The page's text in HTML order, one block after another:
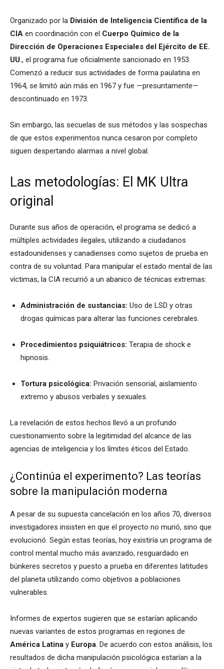
Organizado por la División de Inteligencia Científica de la
CIA en coordinación con el Cuerpo Químico de la
Dirección de Operaciones Especiales del Ejército de EE.
UU., el programa fue oficialmente sancionado en 1953.
Comenzó a reducir sus actividades de forma paulatina en
1964, se limitó aún más en 1967 y fue —presuntamente—
descontinuado en 1973.
Sin embargo, las secuelas de sus métodos y las sospechas
de que estos experimentos nunca cesaron por completo
siguen despertando alarmas a nivel global.
Las metodologías: El MK Ultra
original
Durante sus años de operación, el programa se dedicó a
múltiples actividades ilegales, utilizando a ciudadanos
estadounidenses y canadienses como sujetos de prueba en
contra de su voluntad. Para manipular el estado mental de las
víctimas, la CIA recurrió a un abanico de técnicas extremas:
Administración de sustancias: Uso de LSD y otras
drogas químicas para alterar las funciones cerebrales.
Procedimientos psiquiátricos: Terapia de shock e
hipnosis.
Tortura psicológica: Privación sensorial, aislamiento
extremo y abusos verbales y sexuales.
La revelación de estos hechos llevó a un profundo
cuestionamiento sobre la legitimidad del alcance de las
agencias de inteligencia y los límites éticos del Estado.
¿Continúa el experimento? Las teorías
sobre la manipulación moderna
A pesar de su supuesta cancelación en los años 70, diversos
investigadores insisten en que el proyecto no murió, sino que
evolucionó. Según estas teorías, hoy existiría un programa de
control mental mucho más avanzado, resguardado en
búnkeres secretos y puesto a prueba en diferentes latitudes
del planeta utilizando como objetivos a poblaciones
vulnerables.
Informes de expertos sugieren que se estarían aplicando
nuevas variantes de estos programas en regiones de
América Latina y Europa. De acuerdo con estos análisis, los
resultados de dicha manipulación psicológica estarían a la